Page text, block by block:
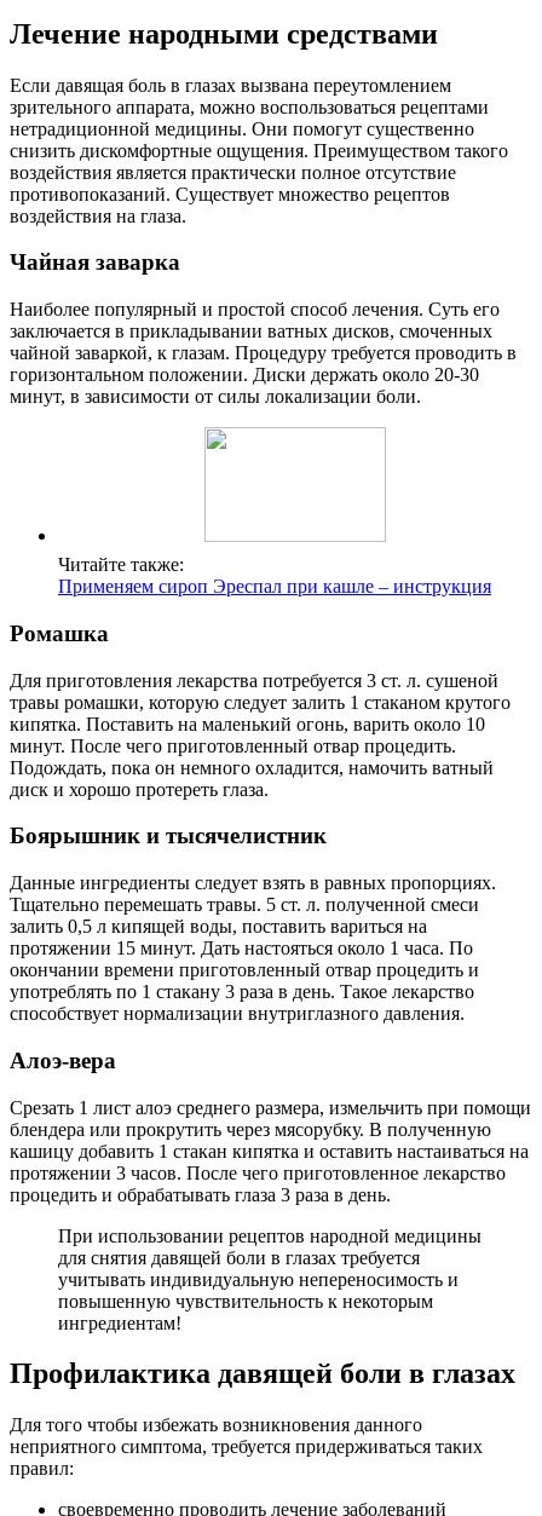
Лечение народными средствами
Если давящая боль в глазах вызвана переутомлением
зрительного аппарата, можно воспользоваться рецептами
нетрадиционной медицины. Они помогут существенно
снизить дискомфортные ощущения. Преимуществом такого
воздействия является практически полное отсутствие
противопоказаний. Существует множество рецептов
воздействия на глаза.
Чайная заварка
Наиболее популярный и простой способ лечения. Суть его
заключается в прикладывании ватных дисков, смоченных
чайной заваркой, к глазам. Процедуру требуется проводить в
горизонтальном положении. Диски держать около 20-30
минут, в зависимости от силы локализации боли.
Читайте также:
Применяем сироп Эреспал при кашле – инструкция
Ромашка
Для приготовления лекарства потребуется 3 ст. л. сушеной
травы ромашки, которую следует залить 1 стаканом крутого
кипятка. Поставить на маленький огонь, варить около 10
минут. После чего приготовленный отвар процедить.
Подождать, пока он немного охладится, намочить ватный
диск и хорошо протереть глаза.
Боярышник и тысячелистник
Данные ингредиенты следует взять в равных пропорциях.
Тщательно перемешать травы. 5 ст. л. полученной смеси
залить 0,5 л кипящей воды, поставить вариться на
протяжении 15 минут. Дать настояться около 1 часа. По
окончании времени приготовленный отвар процедить и
употреблять по 1 стакану 3 раза в день. Такое лекарство
способствует нормализации внутриглазного давления.
Алоэ-вера
Срезать 1 лист алоэ среднего размера, измельчить при помощи
блендера или прокрутить через мясорубку. В полученную
кашицу добавить 1 стакан кипятка и оставить настаиваться на
протяжении 3 часов. После чего приготовленное лекарство
процедить и обрабатывать глаза 3 раза в день.
При использовании рецептов народной медицины
для снятия давящей боли в глазах требуется
учитывать индивидуальную непереносимость и
повышенную чувствительность к некоторым
ингредиентам!
Профилактика давящей боли в глазах
Для того чтобы избежать возникновения данного
неприятного симптома, требуется придерживаться таких
правил:
своевременно проводить лечение заболеваний